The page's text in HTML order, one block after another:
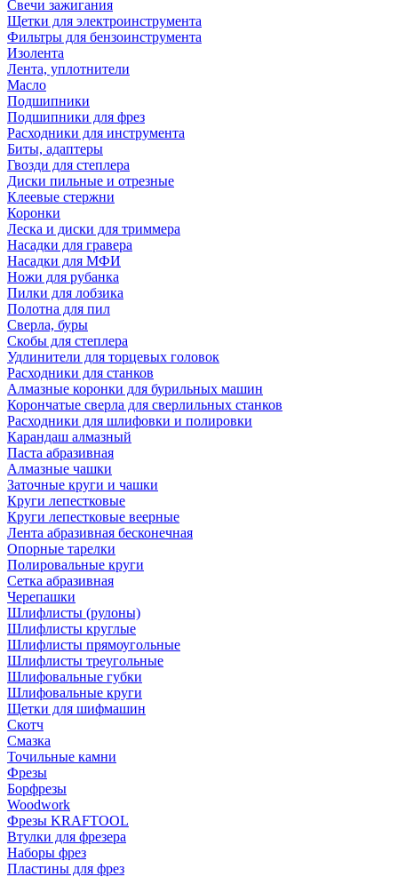
Свечи зажигания
Щетки для электроинструмента
Фильтры для бензоинструмента
Изолента
Лента, уплотнители
Масло
Подшипники
Подшипники для фрез
Расходники для инструмента
Биты, адаптеры
Гвозди для степлера
Диски пильные и отрезные
Клеевые стержни
Коронки
Леска и диски для триммера
Насадки для гравера
Насадки для МФИ
Ножи для рубанка
Пилки для лобзика
Полотна для пил
Сверла, буры
Скобы для степлера
Удлинители для торцевых головок
Расходники для станков
Алмазные коронки для бурильных машин
Корончатые сверла для сверлильных станков
Расходники для шлифовки и полировки
Карандаш алмазный
Паста абразивная
Алмазные чашки
Заточные круги и чашки
Круги лепестковые
Круги лепестковые веерные
Лента абразивная бесконечная
Опорные тарелки
Полировальные круги
Сетка абразивная
Черепашки
Шлифлисты (рулоны)
Шлифлисты круглые
Шлифлисты прямоугольные
Шлифлисты треугольные
Шлифовальные губки
Шлифовальные круги
Щетки для шифмашин
Скотч
Смазка
Точильные камни
Фрезы
Борфрезы
Woodwork
Фрезы KRAFTOOL
Втулки для фрезера
Наборы фрез
Пластины для фрез